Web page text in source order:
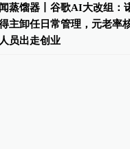
蒸馏器丨谷歌AI大改组：
主卸任日常管理，元老率
员出走创业